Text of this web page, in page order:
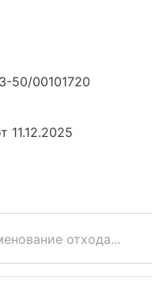
50/00101720
11.12.2025
отхода...